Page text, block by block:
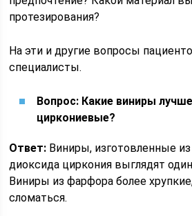
протезирования?
На эти и другие вопросы
специалисты.
Вопрос: Какие виниры
циркониевые?
Ответ: Виниры, изготовленные
диоксида циркония выглядят
Виниры из фарфора более
сломаться.